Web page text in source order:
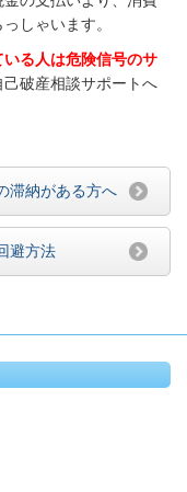
しゃいます。
る人は危険信号のサ
破産相談サポートへ
滞納がある方へ
避方法